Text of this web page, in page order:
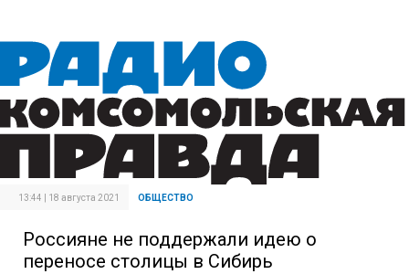
13:44 | 18 августа 2021 ОБЩЕСТВО
Россияне не поддержали идею о
переносе столицы в Сибирь